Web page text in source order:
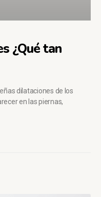
¿Qué tan
dilataciones de los
en las piernas,